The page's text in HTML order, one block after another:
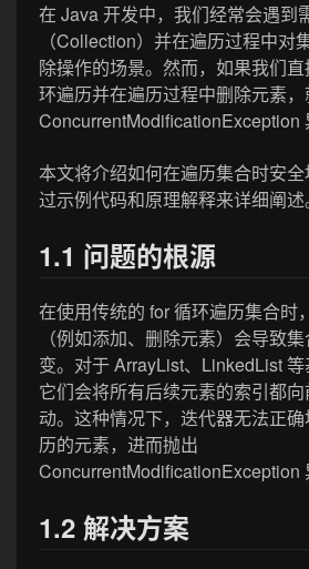
在 Java 开发中，我们经常会遇到
（Collection）并在遍历过程中对
除操作的场景。然而，如果我们
环遍历并在遍历过程中删除元素
ConcurrentModificationException
本文将介绍如何在遍历集合时安
过示例代码和原理解释来详细阐述
1.1 问题的根源
在使用传统的 for 循环遍历集合时
（例如添加、删除元素）会导致
变。对于 ArrayList、LinkedList 等
它们会将所有后续元素的索引都
动。这种情况下，迭代器无法正
历的元素，进而抛出
ConcurrentModificationException
1.2 解决方案